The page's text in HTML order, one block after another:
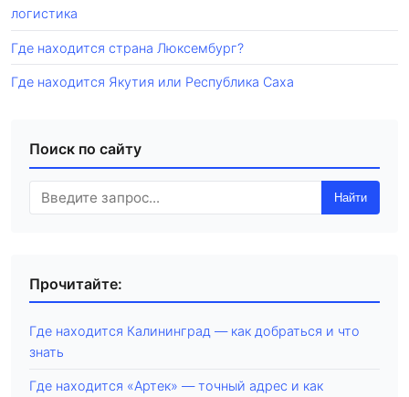
логистика
Где находится страна Люксембург?
Где находится Якутия или Республика Саха
Поиск по сайту
Найти
Прочитайте:
Где находится Калининград — как добраться и что
знать
Где находится «Артек» — точный адрес и как